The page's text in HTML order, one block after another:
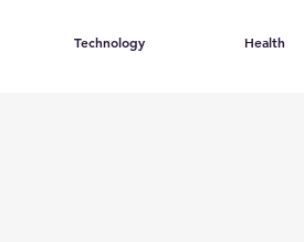
Technology Health